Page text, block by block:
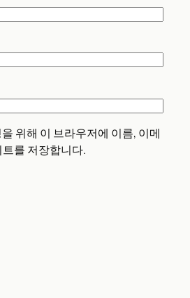
을 위해 이 브라우저에 이름, 이메
를 저장합니다.